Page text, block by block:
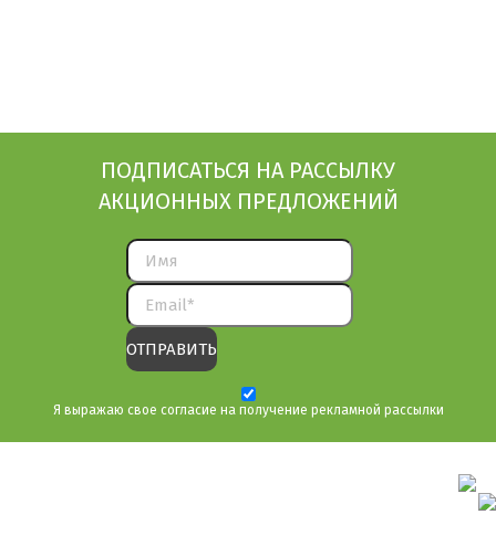
ПОДПИСАТЬСЯ НА РАССЫЛКУ
АКЦИОННЫХ ПРЕДЛОЖЕНИЙ
Я выражаю свое согласие на получение рекламной рассылки